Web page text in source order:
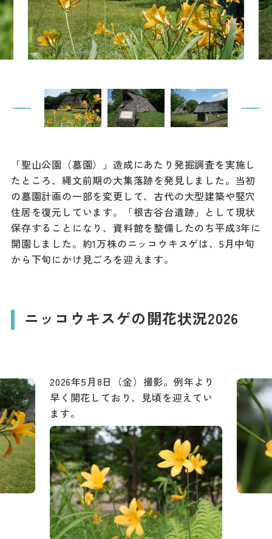
「聖山公園（墓園）」造成にあたり発掘調査を実施し
たところ、縄文前期の大集落跡を発見しました。当初
の墓園計画の一部を変更して、古代の大型建築や竪穴
住居を復元しています。「根古谷台遺跡」として現状
保存することになり、資料館を整備したのち平成3年に
開園しました。約1万株のニッコウキスゲは、5月中旬
から下旬にかけ見ごろを迎えます。
ニッコウキスゲの開花状況2026
2026年5月8日（金）撮影。例年より
早く開花しており、見頃を迎えてい
ます。
餃子
グルメ
イベント
宿泊
アクセス
Languag
e
フォトダウン
お問い合わせ